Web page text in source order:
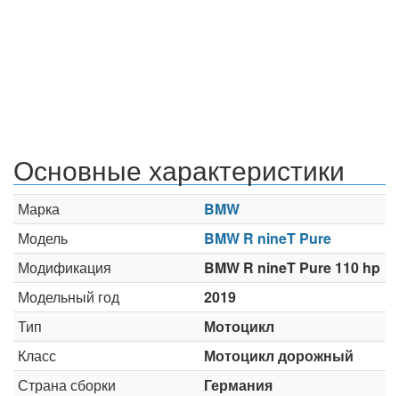
Основные характеристики
Марка
BMW
Модель
BMW R nineT Pure
Модификация
BMW R nineT Pure 110 hp
Модельный год
2019
Тип
Мотоцикл
Класс
Мотоцикл дорожный
Страна сборки
Германия